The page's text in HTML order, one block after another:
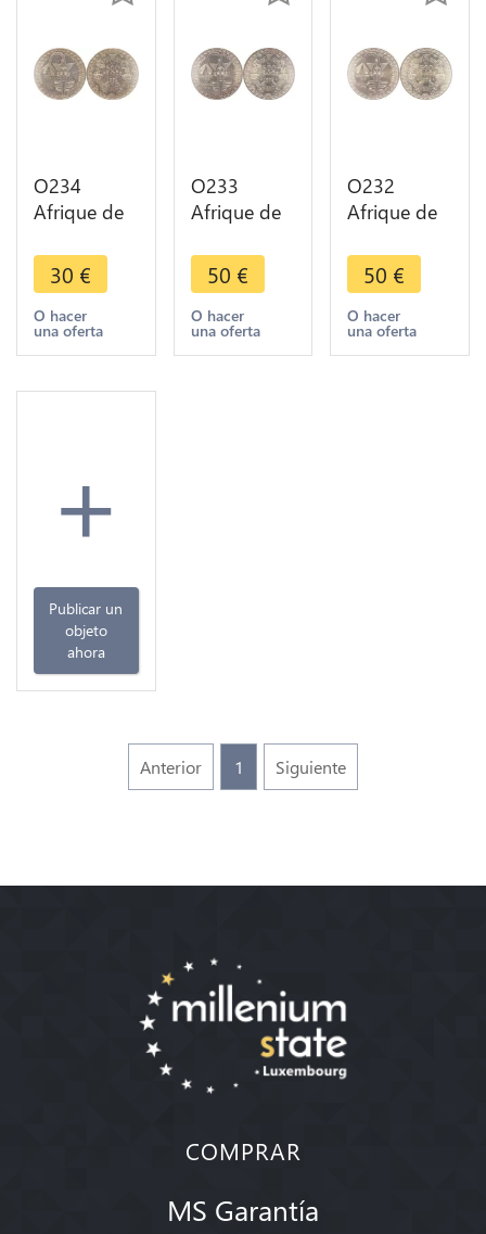
O234
Afrique de
Francs
Union
monétaire
1972
Silver SUP
30 €
O hacer
una oferta
O233
Afrique de
Francs
Union
monétaire
1972
50 €
O hacer
una oferta
O232
Afrique de
Francs
Union
monétaire
1972
50 €
O hacer
una oferta
+
Publicar un
objeto
ahora
Anterior 1 Siguiente
COMPRAR
MS Garantía